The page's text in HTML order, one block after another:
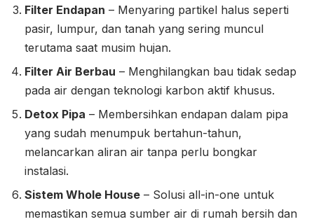
Filter Endapan – Menyaring partikel halus seperti
pasir, lumpur, dan tanah yang sering muncul
terutama saat musim hujan.
Filter Air Berbau – Menghilangkan bau tidak sedap
pada air dengan teknologi karbon aktif khusus.
Detox Pipa – Membersihkan endapan dalam pipa
yang sudah menumpuk bertahun-tahun,
melancarkan aliran air tanpa perlu bongkar
instalasi.
Sistem Whole House – Solusi all-in-one untuk
memastikan semua sumber air di rumah bersih dan